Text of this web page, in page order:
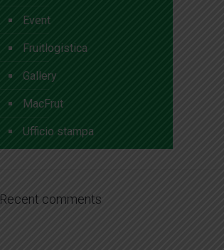
Event
Fruitlogistica
Gallery
MacFrut
Ufficio stampa
Recent comments